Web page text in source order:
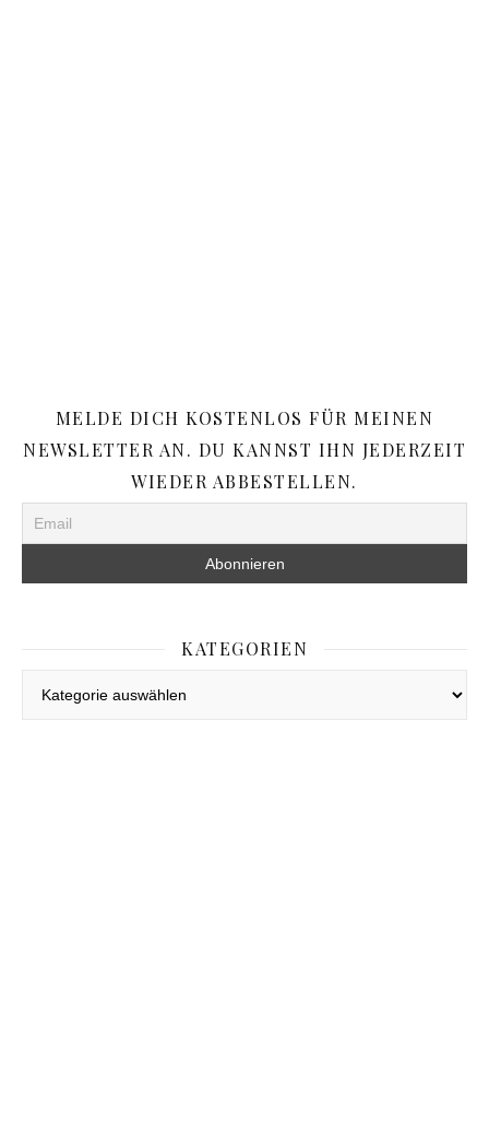
MELDE DICH KOSTENLOS FÜR MEINEN
NEWSLETTER AN. DU KANNST IHN JEDERZEIT
WIEDER ABBESTELLEN.
KATEGORIEN